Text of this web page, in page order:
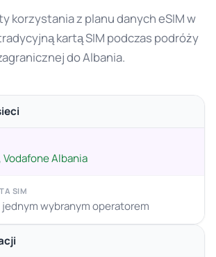
korzystania z planu danych eSIM w
kartą SIM podczas podróży
do Albania.
Vodafone Albania
SIM
jednym wybranym operatorem